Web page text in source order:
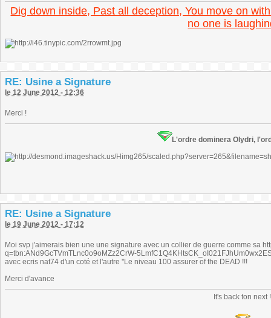
Dig down inside, Past all deception, You move on
no one is
RE: Usine a Signature
le 12 June 2012 - 12:36
Merci !
L'ordre dominera Olydri,
RE: Usine a Signature
le 19 June 2012 - 17:12
Moi svp j'aimerais bien une une signature avec un collier de guerre comme sa
q=tbn:ANd9GcTVmTLnc0o9oMZz2CrW-
avec ecris nat74 d'un coté et l'autre ''Le niveau 100 assurer of the DEAD !!!
Merci d'avance
It's back ton next !